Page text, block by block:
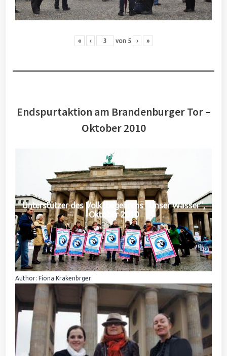
« ‹ von 5 › »
Endspurtaktion am Brandenburger Tor –
Oktober 2010
Unterstützer des Volksbegehrens "Unser Wasser",
Oktober 2010
Author: Fiona Krakenbrger